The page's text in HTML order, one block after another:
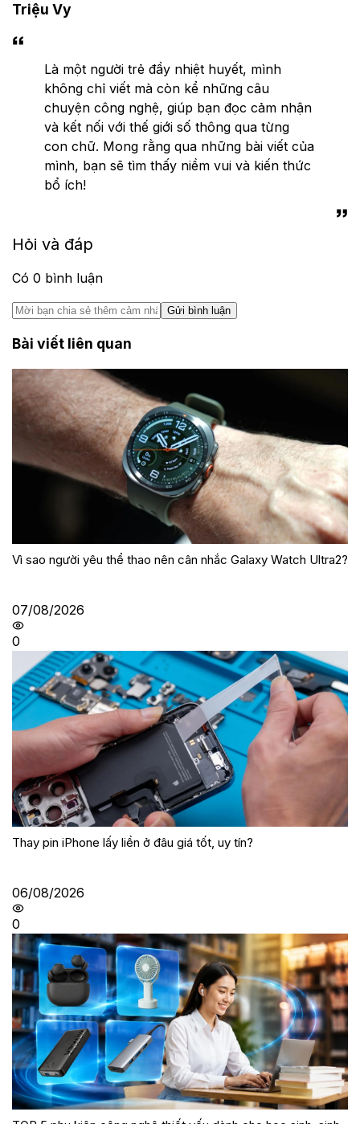
Triệu Vy
Là một người trẻ đầy nhiệt huyết, mình
không chỉ viết mà còn kể những câu
chuyện công nghệ, giúp bạn đọc cảm nhận
và kết nối với thế giới số thông qua từng
con chữ. Mong rằng qua những bài viết của
mình, bạn sẽ tìm thấy niềm vui và kiến thức
bổ ích!
Hỏi và đáp
Có 0 bình luận
Gửi bình luận
Bài viết liên quan
Vì sao người yêu thể thao nên cân nhắc Galaxy Watch Ultra2?
07/08/2026
0
Thay pin iPhone lấy liền ở đâu giá tốt, uy tín?
06/08/2026
0